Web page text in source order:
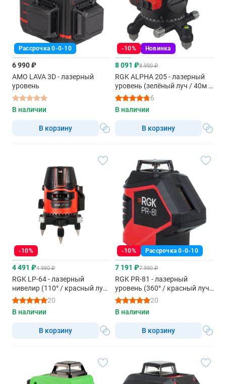
Рассрочка 0-0-10
6 990 ₽
AMO LAVA 3D - лазерный
уровень
В наличии
В корзину
-10% Новинка
8 091 ₽8 990 ₽
RGK ALPHA 205 - лазерный
уровень (зелёный луч / 40м /
АКБ)
6
В наличии
В корзину
-10%
4 491 ₽4 990 ₽
RGK LP-64 - лазерный
нивелир (110° / красный луч
/ 20м)
20
В наличии
В корзину
-10% Рассрочка 0-0-10
7 191 ₽7 990 ₽
RGK PR-81 - лазерный
уровень (360° / красный луч /
80м с приемником)
20
В наличии
В корзину